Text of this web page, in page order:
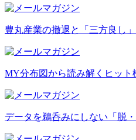
豊丸産業の撤退と「三方良し
MY分布図から読み解くヒット
データを鵜呑みにしない「脱